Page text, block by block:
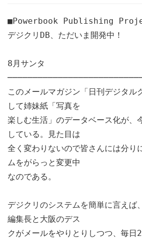
■Powerbook Publishing
デジクリDB、ただいま開発中！
8月サンタ
このメールマガジン「日刊デジタル
して姉妹紙「写真を
楽しむ生活」のデータベース化が、
している。見た目は
全く変わりないので皆さんには分り
ムをがらっと変更中
なのである。
デジクリのシステムを簡単に言えば
編集長と大阪のデス
クがメールをやりとりしつつ、毎日